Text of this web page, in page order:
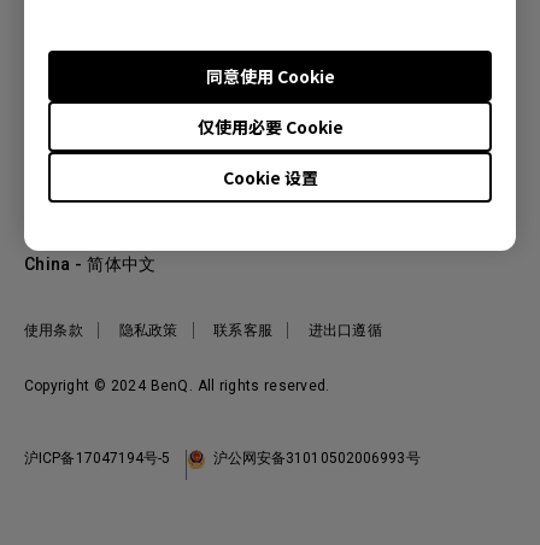
Cookie 设置
仅使用必要 Cookie
同意使用 Cookie
产品
WiT智能灯
关于明基
企业社会责任
服务支持
档案下载与常见问题
Copyright © 2024 BenQ. All rights reserved.
使用条款 隐私政策 联系客服 进出口遵循
China - 简体中文
沪ICP备17047194号-5 沪公网安备31010502006993号